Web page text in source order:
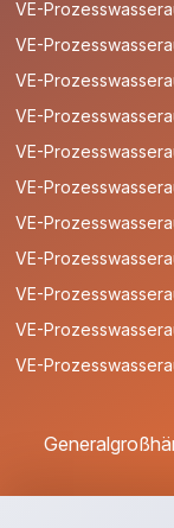
VE-
VE-
VE-
VE-
VE-
VE-
VE-
VE-
VE-
VE-
VE-